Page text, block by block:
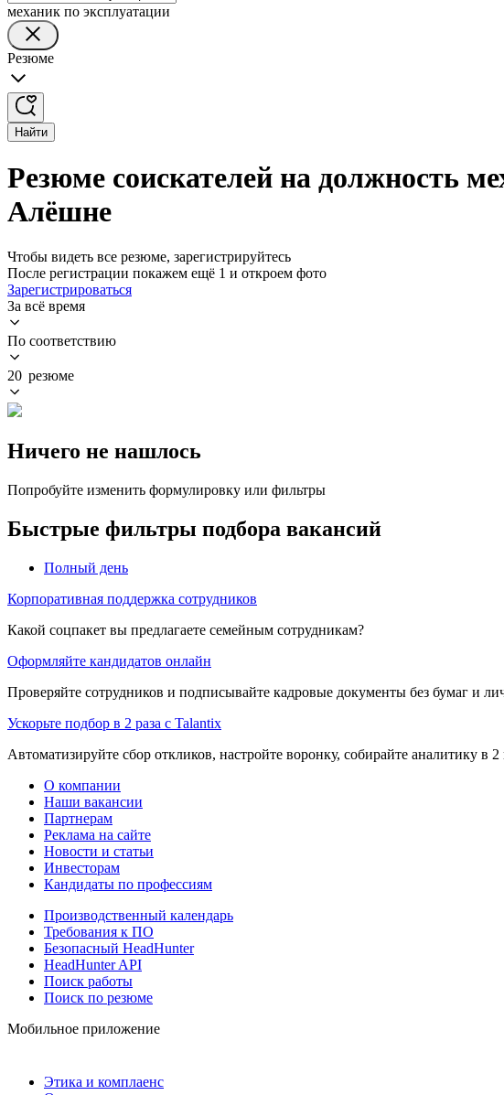
механик по эксплуатации
Резюме
Найти
Резюме соискателей на должность
Алёшне
Чтобы видеть все резюме, зарегистрируйтесь
После регистрации покажем ещё 1 и откроем фото
Зарегистрироваться
За всё время
По соответствию
20 резюме
Ничего не нашлось
Попробуйте изменить формулировку или фильтры
Быстрые фильтры подбора вакансий
Полный день
Корпоративная поддержка сотрудников
Какой соцпакет вы предлагаете семейным сотрудникам?
Оформляйте кандидатов онлайн
Проверяйте сотрудников и подписывайте кадровые документы без бумаг и
Ускорьте подбор в 2 раза с Talantix
Автоматизируйте сбор откликов, настройте воронку, собирайте аналитику в 2
О компании
Наши вакансии
Партнерам
Реклама на сайте
Новости и статьи
Инвесторам
Кандидаты по профессиям
Производственный календарь
Требования к ПО
Безопасный HeadHunter
HeadHunter API
Поиск работы
Поиск по резюме
Мобильное приложение
Этика и комплаенс